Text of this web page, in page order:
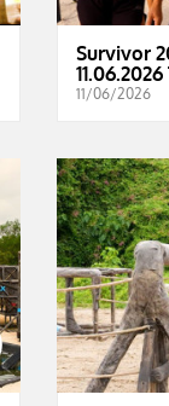
Survivor
11.06.2026
11/06/2026